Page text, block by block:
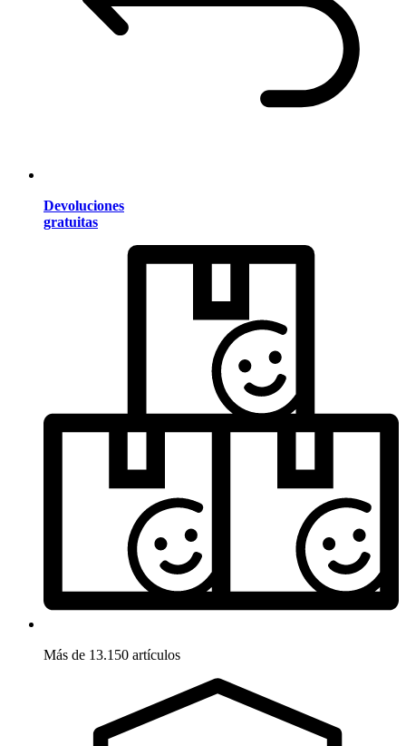
Devoluciones
gratuitas
Más de 13.150 artículos